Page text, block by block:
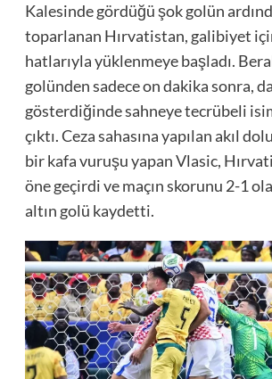
Kalesinde gördüğü şok golün
toparlanan Hırvatistan, galibiyet
hatlarıyla yüklenmeye başladı.
golünden sadece on dakika sonra,
gösterdiğinde sahneye tecrübeli
çıktı. Ceza sahasına yapılan akıl
bir kafa vuruşu yapan Vlasic,
öne geçirdi ve maçın skorunu 2-1
altın golü kaydetti.